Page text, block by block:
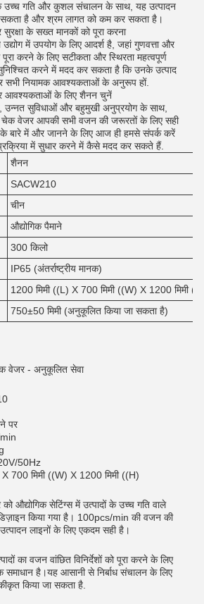
उच्च गति और कुशल संचालन के साथ, यह उत्पादन
सकता है और श्रम लागत को कम कर सकता है।
सुरक्षा के सख्त मानकों को पूरा करना
में उपयोग के लिए आदर्श है, जहां गुणवत्ता और
करने के लिए सटीकता और स्थिरता महत्वपूर्ण
करने में मदद कर सकता है कि उनके उत्पाद
सभी नियामक आवश्यकताओं के अनुरूप हों.
आवश्यकताओं के लिए शैनन चुनें
उन्नत सुविधाओं और बहुमुखी अनुप्रयोग के साथ,
वेजर आपकी सभी वजन की जरूरतों के लिए सही
के बारे में और जानने के लिए आज ही हमसे संपर्क करें
में सुधार करने में कैसे मदद कर सकते हैं.
शैनन
SACW210
चीन
औद्योगिक पैमाने
300 किलो
IP65 (अंतर्राष्ट्रीय मानक)
1200 मिमी ((L) X 700 मिमी ((W) X 1200 मिमी
750±50 मिमी (अनुकूलित किया जा सकता है)
वेजर - अनुकूलित सेवा
पर
50Hz
700 मिमी ((W) X 1200 मिमी ((H)
औद्योगिक सेटिंग्स में उत्पादों के उच्च गति वाले
किया गया है। 100pcs/min की वजन की
लाइनों के लिए एकदम सही है।
का वजन वांछित विनिर्देशों को पूरा करने के लिए
है।यह आसानी से निर्बाध संचालन के लिए
किया जा सकता है.